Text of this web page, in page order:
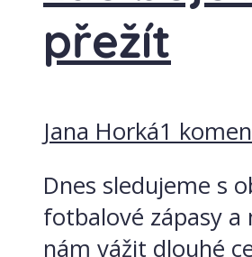
přežít
Jana Horká1
Dnes sledujeme s
fotbalové zápasy a
nám vážit dlouhé